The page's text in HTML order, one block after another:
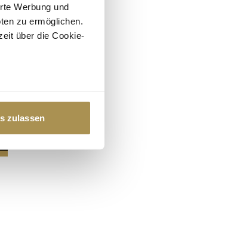
Werbung und
zu ermöglichen.
über die Cookie-
im
zu können
Informationen
Ihrer Nutzung
zulassen